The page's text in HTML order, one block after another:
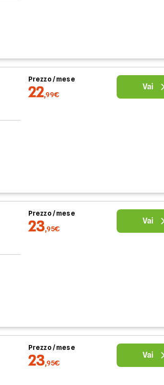
Prezzo / mese
22,99€
Vai
Prezzo / mese
23,95€
Vai
Prezzo / mese
23,95€
Vai